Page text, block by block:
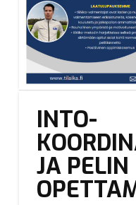
INTO-
JA PELIN